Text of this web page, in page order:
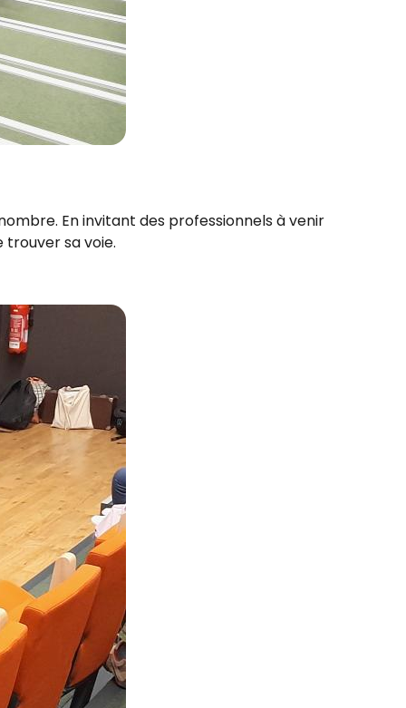
En invitant des professionnels à venir
sa voie.
Zoom sur l'image